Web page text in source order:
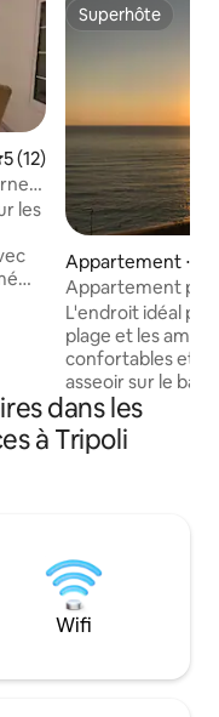
moyenne sur la
5 (12)
les
Superhôte
Superhôte
Appartement ⋅
Appartement
mer au coucher
GRATUIT *
L'endroit idéal
plage et les
confortables et relaxants.
asseoir sur le
entendant les
profitant de la
mer et du
endroits de
ville. Ce bâtiment élégant possède sa
propre entrée
concierge et un
mémorable.
dans les
à Tripoli
Wifi